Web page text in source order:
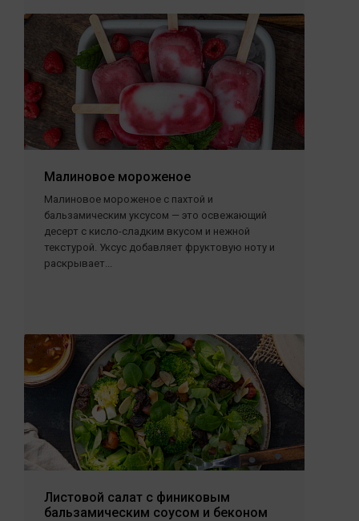
Малиновое мороженое
Малиновое мороженое с пахтой и
бальзамическим уксусом — это освежающий
десерт с кисло-сладким вкусом и нежной
текстурой. Уксус добавляет фруктовую ноту и
раскрывает...
Листовой салат с финиковым
бальзамическим соусом и беконом